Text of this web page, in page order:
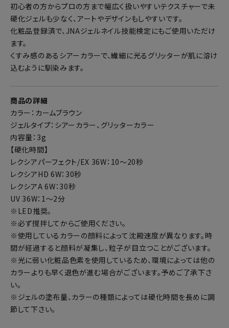
初心者の方からプロの方まで幅広く扱いやすいテクスチャーで未
硬化ジェルも少なく、アートやデザインもしやすいです。
化粧品登録済で、JNAジェルネイル技能検定にもご使用いただけ
ます。
くすみ感のあるシアーカラーで、繊細に光るグリッターが肌に溶け
込むように馴染みます。
商品の詳細
カラー：カームブラウン
ジェルタイプ：シアーカラー、グリッターカラー
内容量：3g
【硬化時間】
レクシアパーフェクト/EX 36W：10～20秒
レクシアHD 6W：30秒
レクシアA 6W：30秒
UV 36W：1～2分
※LED推奨。
※必ず撹拌してからご使用ください。
※使用しているカラーの顔料によって沈殿速度が異なります。時
間が経過すると顔料が凝集し、粒子が目立つことがございます。
※光に弱い化粧品色素を使用しているため、環境によっては他の
カラーよりも早く退色が進む場合がございます。予めご了承下さ
い。
※ジェルの塗布量、カラーの種類によっては硬化時間を長めに調
節して下さい。